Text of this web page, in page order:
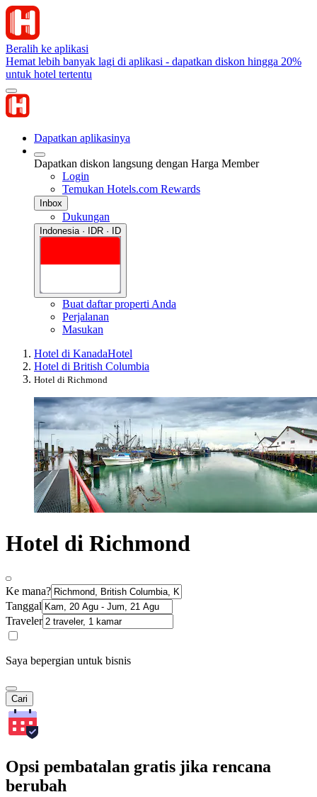
Beralih ke aplikasi
Hemat lebih banyak lagi di aplikasi - dapatkan diskon hingga 20%
untuk hotel tertentu
Dapatkan aplikasinya
Dapatkan diskon langsung dengan Harga Member
Login
Temukan Hotels.com Rewards
Inbox
Dukungan
Indonesia · IDR · ID
Buat daftar properti Anda
Perjalanan
Masukan
Hotel di KanadaHotel
Hotel di British Columbia
Hotel di Richmond
Hotel di Richmond
Ke mana?
Tanggal
Traveler
Saya bepergian untuk bisnis
Cari
Opsi pembatalan gratis jika rencana
berubah